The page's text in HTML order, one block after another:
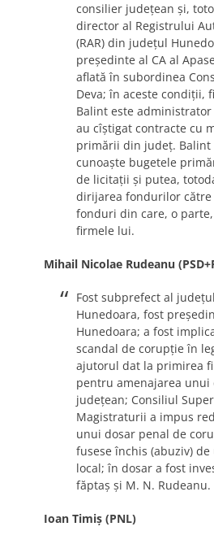
consilier judeţean şi,
director al Registrului
(RAR) din judeţul
preşedinte al CA al
aflată în subordinea
Deva; în aceste condiţii,
Balint este
au cîştigat contracte cu
primării din judeţ. Balint
cunoaşte bugetele
de licitaţii şi putea,
dirijarea fondurilor către
fonduri din care, o
firmele lui.
Mihail Nicolae Rudeanu
Fost subprefect al
Hunedoara, fost
Hunedoara; a fost
scandal de corupţie în
ajutorul dat la primirea
pentru amenajarea unui
judeţean; Consiliul
Magistraturii a impus
unui dosar penal de
fusese închis (abuziv)
local; în dosar a fost
făptaş şi M. N. Rudeanu.
Ioan Timiş (PNL)